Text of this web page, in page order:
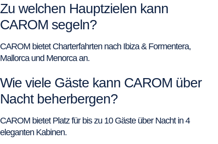
Zu welchen Hauptzielen kann
CAROM segeln?
CAROM bietet Charterfahrten nach Ibiza & Formentera,
Mallorca und Menorca an.
Wie viele Gäste kann CAROM über
Nacht beherbergen?
CAROM bietet Platz für bis zu 10 Gäste über Nacht in 4
eleganten Kabinen.